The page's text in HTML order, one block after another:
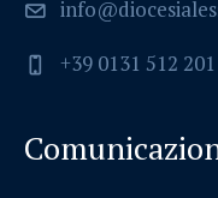
+39 0131 512 201